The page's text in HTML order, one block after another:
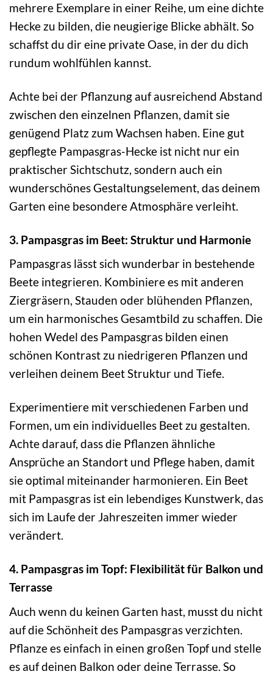
mehrere Exemplare in einer Reihe, um eine dichte
Hecke zu bilden, die neugierige Blicke abhält. So
schaffst du dir eine private Oase, in der du dich
rundum wohlfühlen kannst.
Achte bei der Pflanzung auf ausreichend Abstand
zwischen den einzelnen Pflanzen, damit sie
genügend Platz zum Wachsen haben. Eine gut
gepflegte Pampasgras-Hecke ist nicht nur ein
praktischer Sichtschutz, sondern auch ein
wunderschönes Gestaltungselement, das deinem
Garten eine besondere Atmosphäre verleiht.
3. Pampasgras im Beet: Struktur und Harmonie
Pampasgras lässt sich wunderbar in bestehende
Beete integrieren. Kombiniere es mit anderen
Ziergräsern, Stauden oder blühenden Pflanzen,
um ein harmonisches Gesamtbild zu schaffen. Die
hohen Wedel des Pampasgras bilden einen
schönen Kontrast zu niedrigeren Pflanzen und
verleihen deinem Beet Struktur und Tiefe.
Experimentiere mit verschiedenen Farben und
Formen, um ein individuelles Beet zu gestalten.
Achte darauf, dass die Pflanzen ähnliche
Ansprüche an Standort und Pflege haben, damit
sie optimal miteinander harmonieren. Ein Beet
mit Pampasgras ist ein lebendiges Kunstwerk, das
sich im Laufe der Jahreszeiten immer wieder
verändert.
4. Pampasgras im Topf: Flexibilität für Balkon und
Terrasse
Auch wenn du keinen Garten hast, musst du nicht
auf die Schönheit des Pampasgras verzichten.
Pflanze es einfach in einen großen Topf und stelle
es auf deinen Balkon oder deine Terrasse. So